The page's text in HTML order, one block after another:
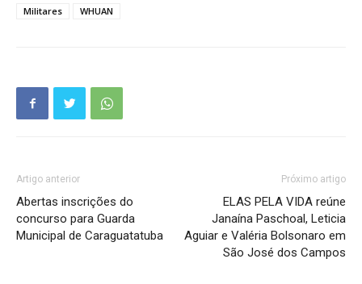
Militares WHUAN
Artigo anterior
Abertas inscrições do
concurso para Guarda
Municipal de Caraguatatuba
Próximo artigo
ELAS PELA VIDA reúne
Janaína Paschoal, Leticia
Aguiar e Valéria Bolsonaro em
São José dos Campos